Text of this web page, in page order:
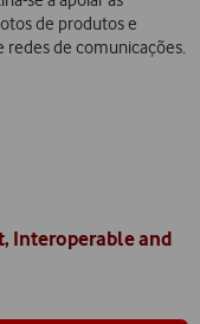
de produtos e
redes de comunicações.
Interoperable and